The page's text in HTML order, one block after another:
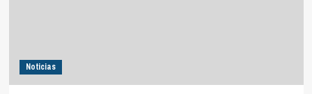
Noticias